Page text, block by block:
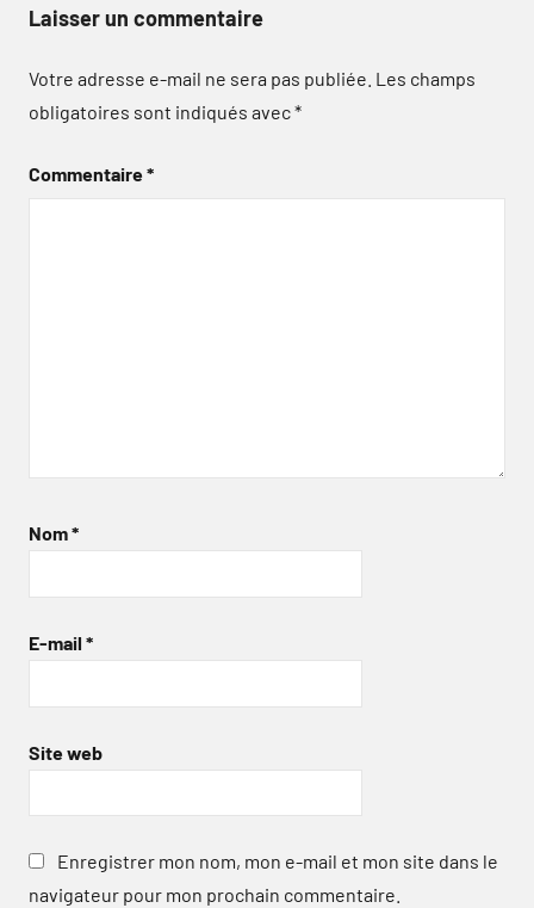
Laisser un commentaire
Votre adresse e-mail ne sera pas publiée. Les champs
obligatoires sont indiqués avec*
Commentaire*
Nom*
E-mail *
Site web
Enregistrer mon nom, mon e-mail et mon site dans le
navigateur pour mon prochain commentaire.